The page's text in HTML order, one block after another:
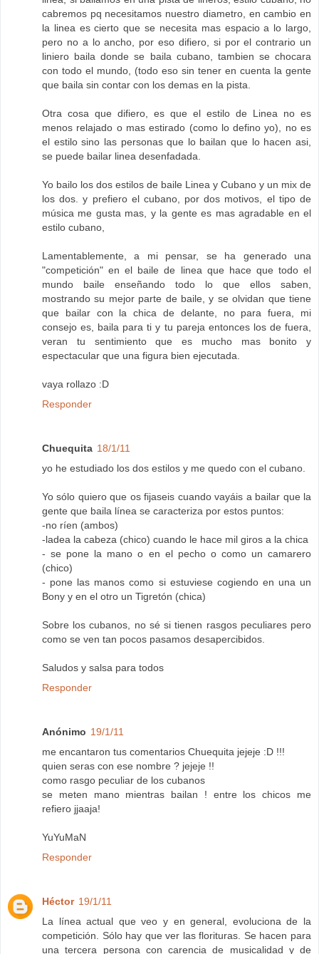
cabremos pq necesitamos nuestro diametro, en cambio en
la linea es cierto que se necesita mas espacio a lo largo,
pero no a lo ancho, por eso difiero, si por el contrario un
liniero baila donde se baila cubano, tambien se chocara
con todo el mundo, (todo eso sin tener en cuenta la gente
que baila sin contar con los demas en la pista.
Otra cosa que difiero, es que el estilo de Linea no es
menos relajado o mas estirado (como lo defino yo), no es
el estilo sino las personas que lo bailan que lo hacen asi,
se puede bailar linea desenfadada.
Yo bailo los dos estilos de baile Linea y Cubano y un mix de
los dos. y prefiero el cubano, por dos motivos, el tipo de
música me gusta mas, y la gente es mas agradable en el
estilo cubano,
Lamentablemente, a mi pensar, se ha generado una
"competición" en el baile de linea que hace que todo el
mundo baile enseñando todo lo que ellos saben,
mostrando su mejor parte de baile, y se olvidan que tiene
que bailar con la chica de delante, no para fuera, mi
consejo es, baila para ti y tu pareja entonces los de fuera,
veran tu sentimiento que es mucho mas bonito y
espectacular que una figura bien ejecutada.
vaya rollazo :D
Responder
Chuequita 18/1/11
yo he estudiado los dos estilos y me quedo con el cubano.
Yo sólo quiero que os fijaseis cuando vayáis a bailar que la
gente que baila línea se caracteriza por estos puntos:
-no ríen (ambos)
-ladea la cabeza (chico) cuando le hace mil giros a la chica
- se pone la mano o en el pecho o como un camarero
(chico)
- pone las manos como si estuviese cogiendo en una un
Bony y en el otro un Tigretón (chica)
Sobre los cubanos, no sé si tienen rasgos peculiares pero
como se ven tan pocos pasamos desapercibidos.
Saludos y salsa para todos
Responder
Anónimo 19/1/11
me encantaron tus comentarios Chuequita jejeje :D !!!
quien seras con ese nombre ? jejeje !!
como rasgo peculiar de los cubanos
se meten mano mientras bailan ! entre los chicos me
refiero jjaaja!
YuYuMaN
Responder
Héctor 19/1/11
La línea actual que veo y en general, evoluciona de la
competición. Sólo hay que ver las florituras. Se hacen para
una tercera persona con carencia de musicalidad y de